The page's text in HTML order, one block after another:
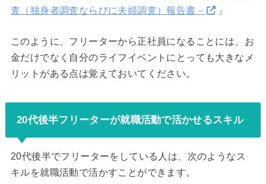
査（独身者調査ならびに夫婦調査）報告書－
」
このように、フリーターから正社員になることには、お
金だけでなく自分のライフイベントにとっても大きなメ
リットがある点は覚えておいてください。
20代後半フリーターが就職活動で活かせるスキル
20代後半でフリーターをしている人は、次のようなス
キルを就職活動で活かすことができます。